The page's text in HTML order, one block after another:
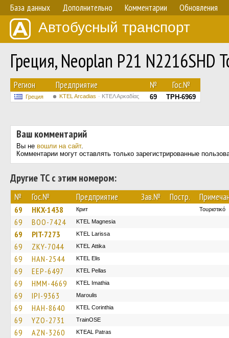
База данных Дополнительно Комментарии Обновления
Автобусный транспорт
Греция, Neoplan P21
Регион Предприятие № Гос.№
Греция KTEL Arcadias ΚΤΕΛ Αρκαδίας 69 TPH-6969
Ваш комментарий
Вы не вошли на сайт.
Комментарии могут оставлять только зарегистрированные
Другие ТС с этим номером:
№ Гос.№ Предприятие Зав.№ Постр.
69 HKX-1438 Крит Τουριστικό
69 BOO-7424 ΚΤΕL Magnesia
69 PIT-7273 KTEL Larissa
69 ZKY-7044 KΤΕL Αttika
69 HAN-2544 KTEL Elis
69 EEP-6497 KTEL Pellas
69 HMM-4669 KTEL Imathia
69 IPI-9363 Maroulis
69 HAH-8640 KTEL Corinthia
69 YZO-2731 TrainΟSE
69 AZN-3260 KTEAL Patras